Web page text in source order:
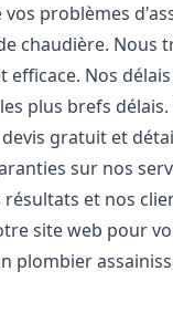
problèmes
chaudière. Nous
Nos
plus brefs
gratuit et
sur nos
et nos
site web pour
plombier